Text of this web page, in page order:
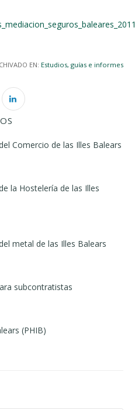
EN: Estudios, guías e informes
Comercio de las Illes Balears
la Hostelería de las Illes
metal de las Illes Balears
subcontratistas
(PHIB)